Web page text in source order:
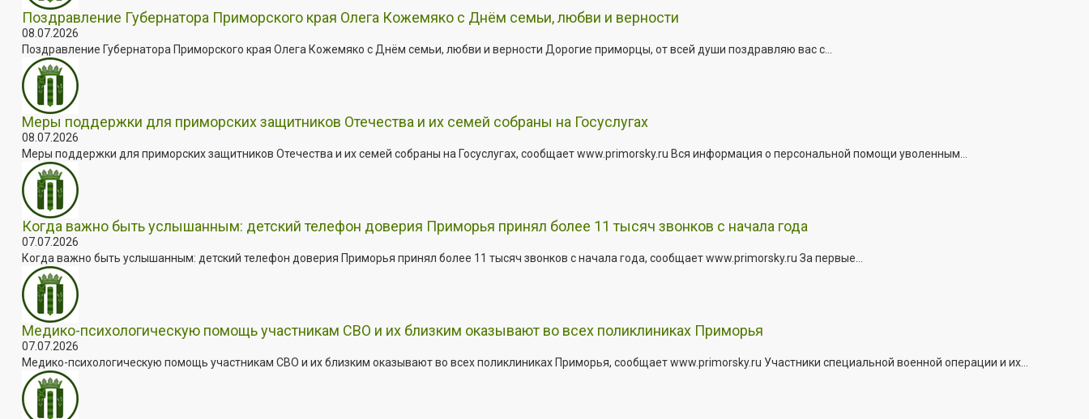
Поздравление Губернатора Приморского края Олега Кожемяко с Днём семьи, любви и верности
08.07.2026
Поздравление Губернатора Приморского края Олега Кожемяко с Днём семьи, любви и верности Дорогие приморцы, от всей души поздравляю вас с...
Меры поддержки для приморских защитников Отечества и их семей собраны на Госуслугах
08.07.2026
Меры поддержки для приморских защитников Отечества и их семей собраны на Госуслугах, сообщает www.primorsky.ru Вся информация о персональной помощи уволенным...
Когда важно быть услышанным: детский телефон доверия Приморья принял более 11 тысяч звонков с начала года
07.07.2026
Когда важно быть услышанным: детский телефон доверия Приморья принял более 11 тысяч звонков с начала года, сообщает www.primorsky.ru За первые...
Медико-психологическую помощь участникам СВО и их близким оказывают во всех поликлиниках Приморья
07.07.2026
Медико-психологическую помощь участникам СВО и их близким оказывают во всех поликлиниках Приморья, сообщает www.primorsky.ru Участники специальной военной операции и их...